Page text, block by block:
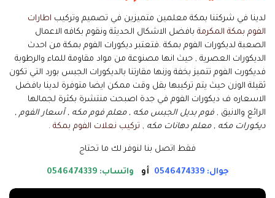
لدينا في شركتنا بمكة معلمين متميزين في تصميم وتركيب اطارات
الفوم بمكة المكرمة بافضل الاشكال الحديثة ونقوم بكافه الاعمال
الصعبة لديكورات الفوم بمكة .فتعتبر ديكورات الفوم بمكة من احدث
الديكورات العصرية , حيث انها مصنوعة من مواد مقاومة للماء والرطوبة
فديكورت الفوم تتميز بخفة وزنها مقارتنا بالديكورات الجبس بورد التي تكون
ثقيلة الوزن حيث يتم تركيبها بقل وقت ممكن ايضا متوفرة لدينا بافضل
الاسعاره ف ديكورات الفوم في جدة اصبحت منتشرة بكثرة لجمالها
الرائع والانيق , فوم بديل الجبس مكه , معلم فوم مكه , أسعار الفوم ,
ديكورات مكه , معلم دهانات مكه , تركيب نعلات الفوم بمكة .
فقط اتصل بنا لنوفر لك ما تحتاج
جوال: 0546474339 أو واتساب: 0546474339